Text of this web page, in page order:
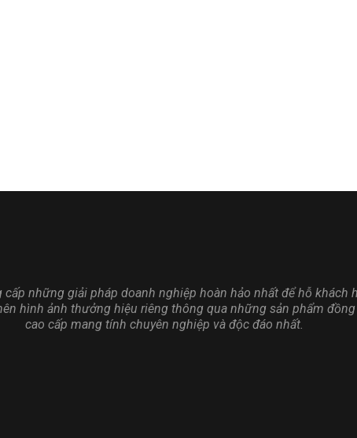
cấp những giải pháp doanh nghiệp hoàn hảo nhất để hỗ khách
hình ảnh thưởng hiệu riêng thông qua những sản phẩm
cao cấp mang tính chuyên nghiệp và độc đáo nhất.